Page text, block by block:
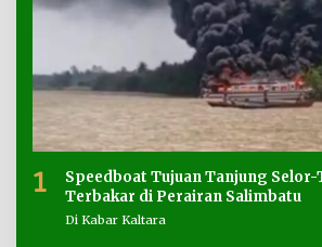
1
Speedboat Tujuan Tanjung
Terbakar di Perairan Salimbatu
Di Kabar Kaltara